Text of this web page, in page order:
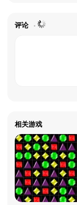
评论
相关游戏